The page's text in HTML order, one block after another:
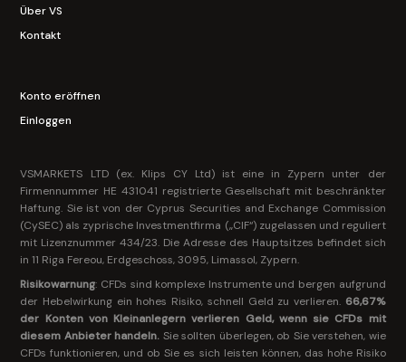
Über VS
Kontakt
Konto eröffnen
Einloggen
VSMARKETS LTD (ex. Klips CY Ltd) ist eine in Zypern unter der
Firmennummer HE 431041 registrierte Gesellschaft mit beschränkter
Haftung. Sie ist von der Cyprus Securities and Exchange Commission
(CySEC) als zyprische Investmentfirma („CIF“) zugelassen und reguliert
mit Lizenznummer 434/23. Die Adresse des Hauptsitzes befindet sich
in 11 Riga Fereou, Erdgeschoss, 3095, Limassol, Zypern.
Risikowarnung: CFDs sind komplexe Instrumente und bergen aufgrund
der Hebelwirkung ein hohes Risiko, schnell Geld zu verlieren. 66,67%
der Konten von Kleinanlegern verlieren Geld, wenn sie CFDs mit
diesem Anbieter handeln. Sie sollten überlegen, ob Sie verstehen, wie
CFDs funktionieren, und ob Sie es sich leisten können, das hohe Risiko